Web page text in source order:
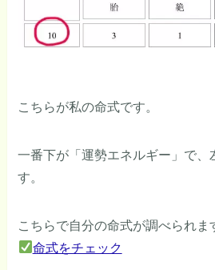
こちらが私の命式です。
一番下が「運勢エネルギー」で、
す。
こちらで自分の命式が調べられま
命式をチェック